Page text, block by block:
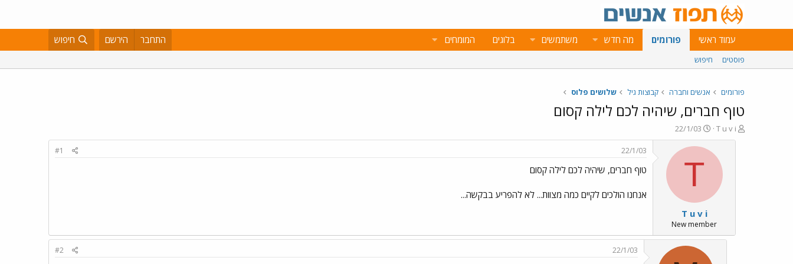
עמוד ראשי פורומים מה חדש משתמשים בלוגים המומחים התחבר הירשם חיפוש
פוסטים חיפוש
פורומים אנשים וחברה קבוצות גיל שלושים פלוס
טוף חברים, שיהיה לכם לילה קסום
פ
ו
T u v i
פ
ו
ר
א
ר
י
ך
22/1/03
T
T u v i
New member
22/1/03
#1
טוף חברים, שיהיה לכם לילה קסום
אנחנו הולכים לקיים כמה מצוות... לא להפריע בבקשה...
22/1/03
#2